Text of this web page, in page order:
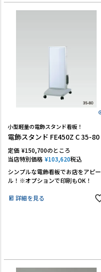
小型軽量の電飾スタンド看板！
電飾スタンド FE450Z C 35-80
定価 ¥150,700のところ
当店特別価格 ¥103,620税込
シンプルな電飾看板でお店をアピー
ル！※オプションで印刷もOK！
詳細を見る